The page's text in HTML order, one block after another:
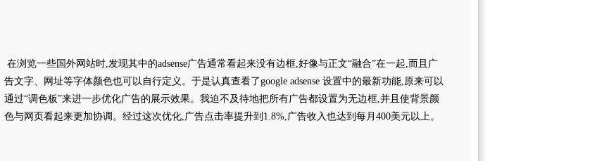
在浏览一些国外网站时,发现其中的adsense广告通常看起来没有边框,好像与正文“融合”在一起,而且广
告文字、网址等字体颜色也可以自行定义。于是认真查看了google adsense 设置中的最新功能,原来可以
通过“调色板”来进一步优化广告的展示效果。我迫不及待地把所有广告都设置为无边框,并且使背景颜
色与网页看起来更加协调。经过这次优化,广告点击率提升到1.8%,广告收入也达到每月400美元以上。